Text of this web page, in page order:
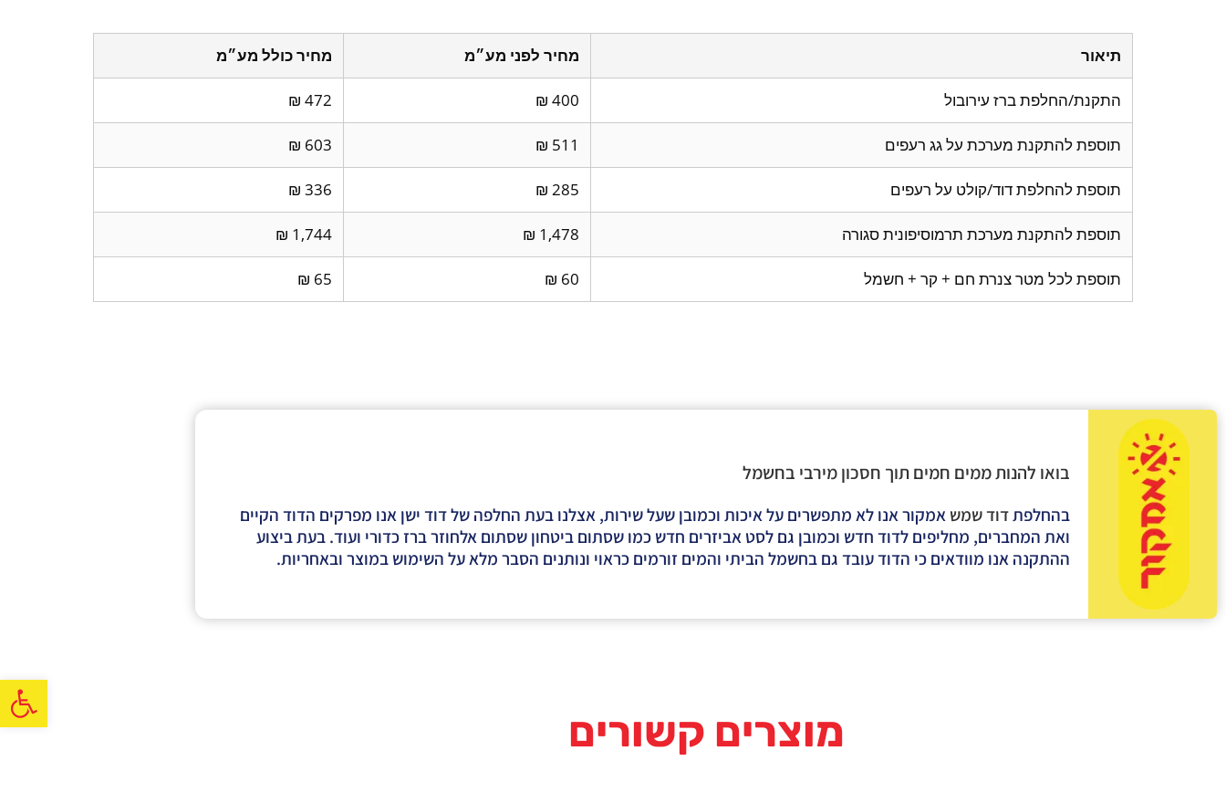
תיאור מחיר לפני מע״מ מחיר כולל מע״מ
התקנת/החלפת ברז עירובול 400 ₪
472 ₪
תוספת להתקנת מערכת על גג רעפים 511 ₪
603 ₪
תוספת להחלפת דוד/קולט על רעפים 285 ₪
336 ₪
תוספת להתקנת מערכת תרמוסיפונית סגורה 1,478 ₪
1,744 ₪
תוספת לכל מטר צנרת חם + קר + חשמל 60 ₪
65 ₪
בואו להנות ממים חמים תוך חסכון מירבי בחשמל
בהחלפתדוד שמש אמקור אנו לא מתפשרים על איכות וכמובן שעל שירות, אצלנו בעת החלפה של דוד ישן אנו מפרקים הדוד הקיים
ואת המחברים, מחליפים לדוד חדש וכמובן גם לסט אביזרים חדש כמו שסתום ביטחון שסתום אלחוזר ברז כדורי ועוד. בעת ביצוע
ההתקנה אנו מוודאים כי הדוד עובד גם בחשמל הביתי והמים זורמים כראוי ונותנים הסבר מלא על השימוש במוצר ובאחריות.
מוצרים קשורים